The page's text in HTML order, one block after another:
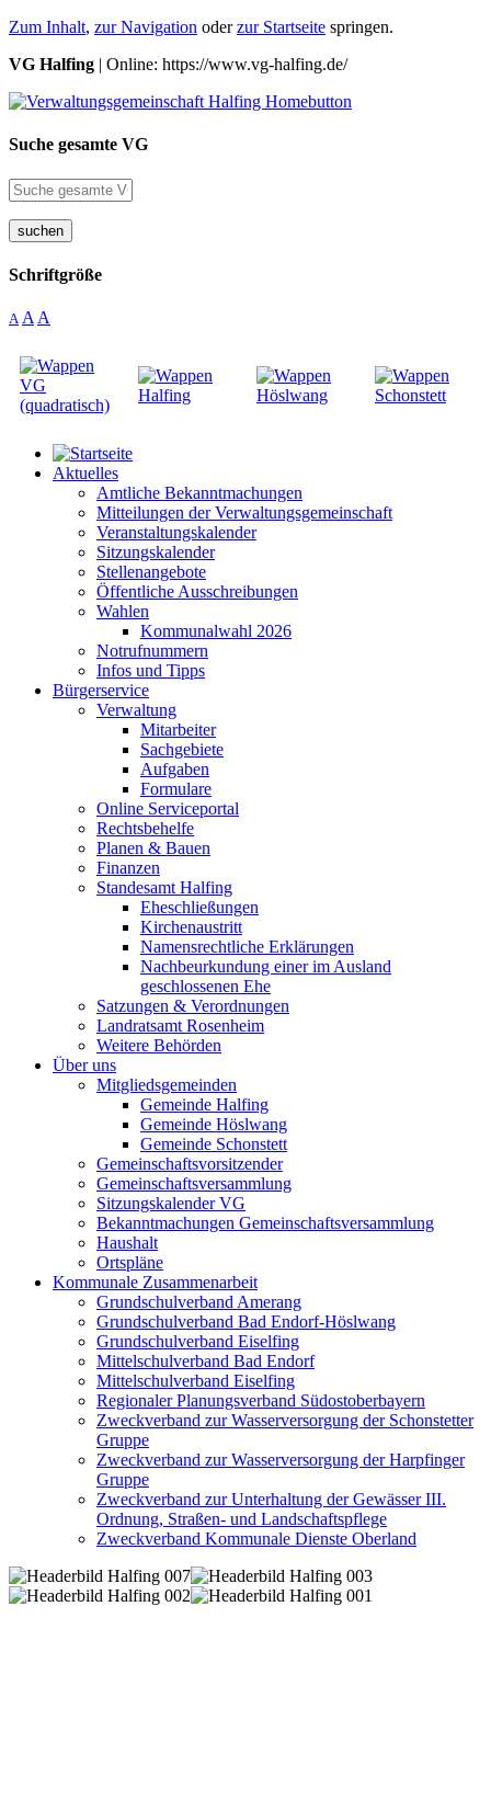
Zum Inhalt, zur Navigation oderzur Startseite springen.
VG Halfing | Online: https://www.vg-halfing.de/
Suche gesamte VG
suchen
Schriftgröße
A A A
Aktuelles
Amtliche Bekanntmachungen
Mitteilungen der Verwaltungsgemeinschaft
Veranstaltungskalender
Sitzungskalender
Stellenangebote
Öffentliche Ausschreibungen
Wahlen
Kommunalwahl 2026
Notrufnummern
Infos und Tipps
Bürgerservice
Verwaltung
Mitarbeiter
Sachgebiete
Aufgaben
Formulare
Online Serviceportal
Rechtsbehelfe
Planen & Bauen
Finanzen
Standesamt Halfing
Eheschließungen
Kirchenaustritt
Namensrechtliche Erklärungen
Nachbeurkundung einer im Ausland
geschlossenen Ehe
Satzungen & Verordnungen
Landratsamt Rosenheim
Weitere Behörden
Über uns
Mitgliedsgemeinden
Gemeinde Halfing
Gemeinde Höslwang
Gemeinde Schonstett
Gemeinschaftsvorsitzender
Gemeinschaftsversammlung
Sitzungskalender VG
Bekanntmachungen Gemeinschaftsversammlung
Haushalt
Ortspläne
Kommunale Zusammenarbeit
Grundschulverband Amerang
Grundschulverband Bad Endorf-Höslwang
Grundschulverband Eiselfing
Mittelschulverband Bad Endorf
Mittelschulverband Eiselfing
Regionaler Planungsverband Südostoberbayern
Zweckverband zur Wasserversorgung der Schonstetter
Gruppe
Zweckverband zur Wasserversorgung der Harpfinger
Gruppe
Zweckverband zur Unterhaltung der Gewässer III.
Ordnung, Straßen- und Landschaftspflege
Zweckverband Kommunale Dienste Oberland